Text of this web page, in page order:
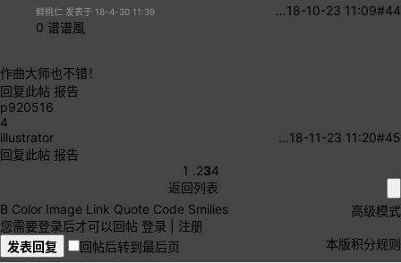
#44
18-10-23 11:09
…
鲜桃仁 发表于 18-4-30 11:39
0 谱谱風
作曲大师也不错！
回复此帖 报告
p920516
4
#45
18-11-23 11:20
…
illustrator
回复此帖 报告
1 .234
返回列表
高级模式
B Color Image Link Quote Code Smilies
您需要登录后才可以回帖 登录
注册
本版积分规则
发表回复 回帖后转到最后页